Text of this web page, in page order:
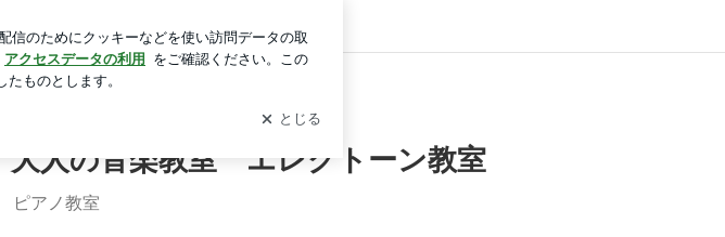
ログイン
人の音楽教室 エレクトーン教室
ピアノ教室